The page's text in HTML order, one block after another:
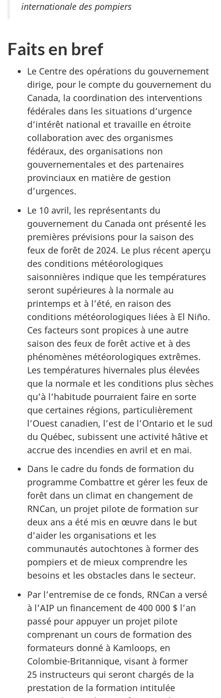
internationale des pompiers
Faits en bref
Le Centre des opérations du gouvernement
dirige, pour le compte du gouvernement du
Canada, la coordination des interventions
fédérales dans les situations d’urgence
d’intérêt national et travaille en étroite
collaboration avec des organismes
fédéraux, des organisations non
gouvernementales et des partenaires
provinciaux en matière de gestion
d’urgences.
Le 10 avril, les représentants du
gouvernement du Canada ont présenté les
premières prévisions pour la saison des
feux de forêt de 2024. Le plus récent aperçu
des conditions météorologiques
saisonnières indique que les températures
seront supérieures à la normale au
printemps et à l’été, en raison des
conditions météorologiques liées à El Niño.
Ces facteurs sont propices à une autre
saison des feux de forêt active et à des
phénomènes météorologiques extrêmes.
Les températures hivernales plus élevées
que la normale et les conditions plus sèches
qu’à l’habitude pourraient faire en sorte
que certaines régions, particulièrement
l’Ouest canadien, l’est de l’Ontario et le sud
du Québec, subissent une activité hâtive et
accrue des incendies en avril et en mai.
Dans le cadre du fonds de formation du
programme Combattre et gérer les feux de
forêt dans un climat en changement de
RNCan, un projet pilote de formation sur
deux ans a été mis en œuvre dans le but
d’aider les organisations et les
communautés autochtones à former des
pompiers et de mieux comprendre les
besoins et les obstacles dans le secteur.
Par l’entremise de ce fonds, RNCan a versé
à l’AIP un financement de 400 000 $ l’an
passé pour appuyer un projet pilote
comprenant un cours de formation des
formateurs donné à Kamloops, en
Colombie-Britannique, visant à former
25 instructeurs qui seront chargés de la
prestation de la formation intitulée